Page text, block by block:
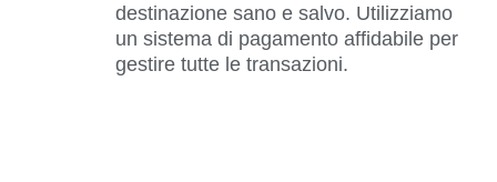
destinazione sano e salvo. Utilizziamo
un sistema di pagamento affidabile per
gestire tutte le transazioni.